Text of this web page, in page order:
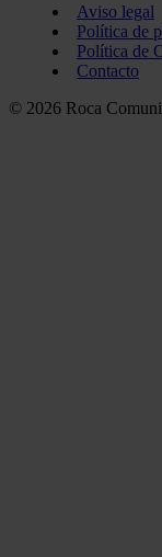
Aviso legal
Política de
Política de
Contacto
© 2026 Roca